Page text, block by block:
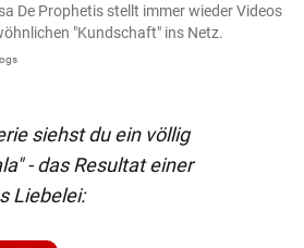
De Prophetis stellt immer wieder Videos
"Kundschaft" ins Netz.
siehst du ein völlig
- das Resultat einer
Liebelei: